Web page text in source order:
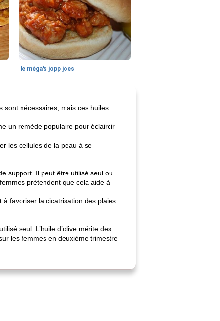
le méga's jopp joes
sont nécessaires, mais ces huiles
un remède populaire pour éclaircir
les cellules de la peau à se
support. Il peut être utilisé seul ou
prétendent que cela aide à
favoriser la cicatrisation des plaies.
seul. L’huile d’olive mérite des
les femmes en deuxième trimestre